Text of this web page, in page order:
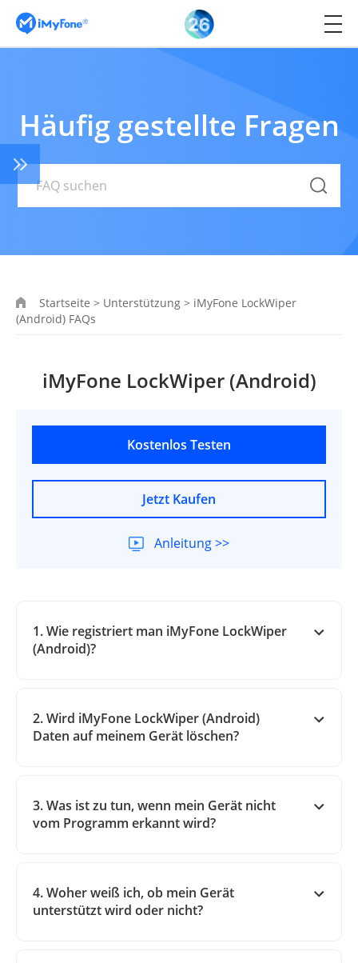
Häufig gestellte Fragen
Startseite > Unterstützung > iMyFone LockWiper
(Android) FAQs
iMyFone LockWiper (Android)
Kostenlos Testen
Jetzt Kaufen
Anleitung >>
1. Wie registriert man iMyFone LockWiper
(Android)?
2. Wird iMyFone LockWiper (Android)
Daten auf meinem Gerät löschen?
3. Was ist zu tun, wenn mein Gerät nicht
vom Programm erkannt wird?
4. Woher weiß ich, ob mein Gerät
unterstützt wird oder nicht?